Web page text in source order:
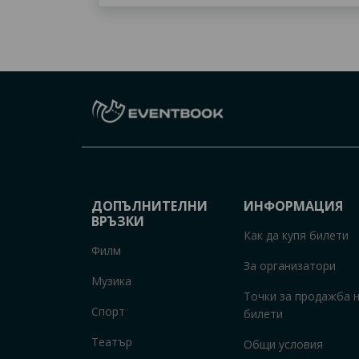
ДОПЪЛНИТЕЛНИ
ВРЪЗКИ
Филм
Музика
Спорт
Театър
ИНФОРМАЦИЯ
Как да купя билети
За организатори
Точки за продажба
билети
Общи условия